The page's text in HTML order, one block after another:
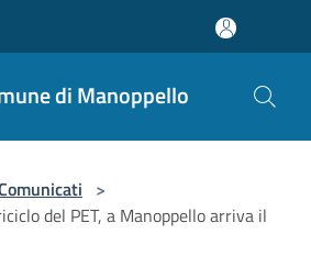
di Manoppello
>
del PET, a Manoppello arriva il